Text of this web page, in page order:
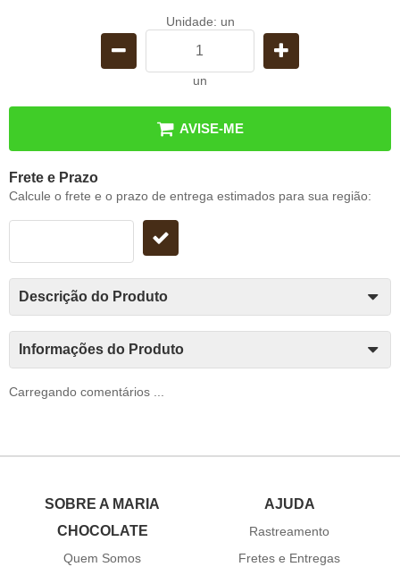
Unidade: un
un
AVISE-ME
Frete e Prazo
Calcule o frete e o prazo de entrega estimados para sua região:
Descrição do Produto
Informações do Produto
Carregando comentários ...
SOBRE A MARIA
CHOCOLATE
Quem Somos
AJUDA
Rastreamento
Fretes e Entregas